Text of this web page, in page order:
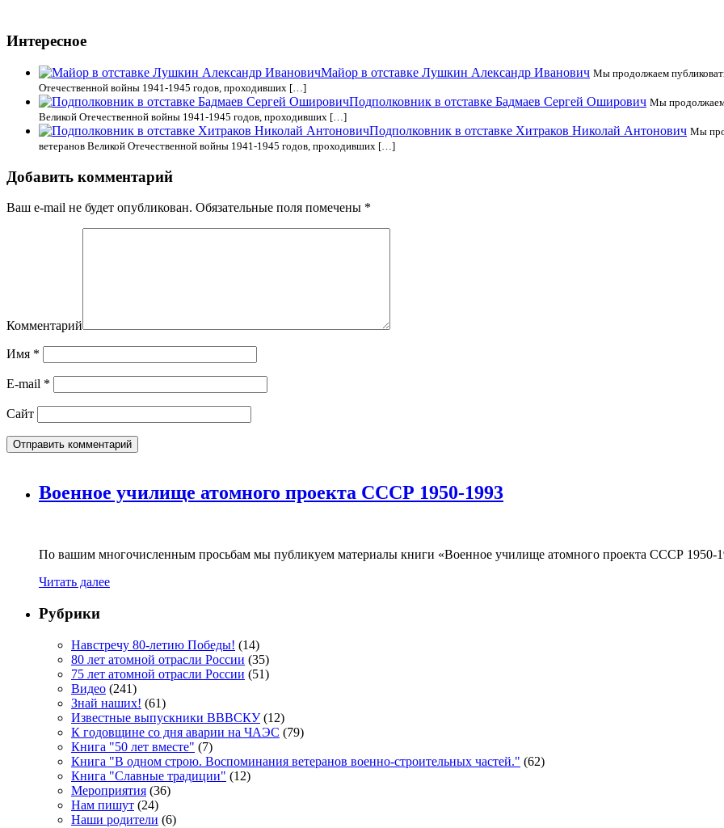
Интересное
Майор в отставке Лушкин Александр Иванович Мы продолжаем
Отечественной войны 1941-1945 годов, проходивших […]
Подполковник в отставке Бадмаев Сергей Оширович Мы продолжаем
Великой Отечественной войны 1941-1945 годов, проходивших […]
Подполковник в отставке Хитраков Николай Антонович Мы
ветеранов Великой Отечественной войны 1941-1945 годов, проходивших […]
Добавить комментарий
Ваш e-mail не будет опубликован. Обязательные поля помечены *
Комментарий
Имя *
E-mail *
Сайт
Военное училище атомного проекта СССР 1950-1993
По вашим многочисленным просьбам мы публикуем материалы книги «Военное училище атомного проекта СССР 1950-
Читать далее
Рубрики
Навстречу 80-летию Победы! (14)
80 лет атомной отрасли России (35)
75 лет атомной отрасли России (51)
Видео (241)
Знай наших! (61)
Известные выпускники ВВВСКУ(12)
К годовщине со дня аварии на ЧАЭС (79)
Книга "50 лет вместе" (7)
Книга "В одном строю. Воспоминания ветеранов военно-строительных частей." (62)
Книга "Славные традиции" (12)
Мероприятия (36)
Нам пишут (24)
Наши родители (6)